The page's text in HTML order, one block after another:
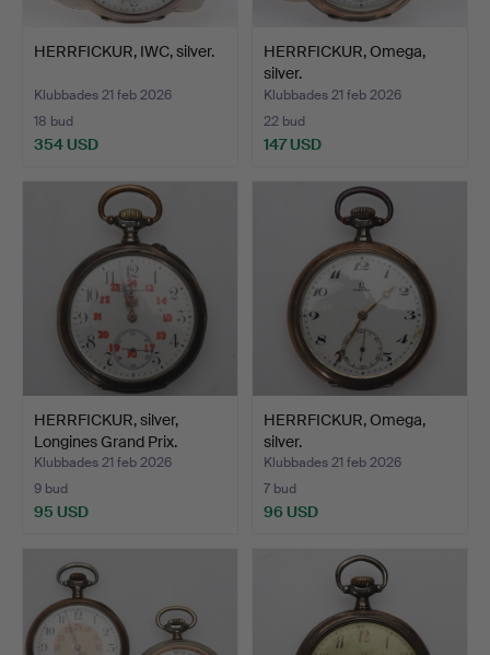
HERRFICKUR, IWC, silver.
Klubbades 21 feb 2026
18 bud
354 USD
HERRFICKUR, Omega,
silver.
Klubbades 21 feb 2026
22 bud
147 USD
HERRFICKUR, silver,
Longines Grand Prix.
Klubbades 21 feb 2026
9 bud
95 USD
HERRFICKUR, Omega,
silver.
Klubbades 21 feb 2026
7 bud
96 USD